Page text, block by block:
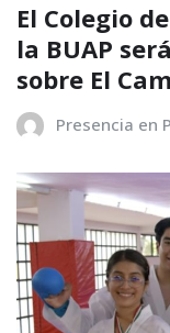
El Colegio
la BUAP
sobre El
Presencia en